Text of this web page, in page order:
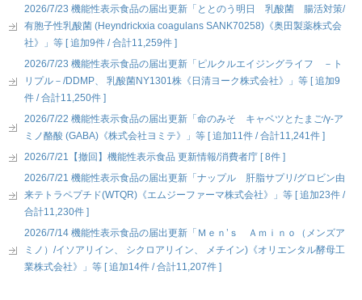
2026/7/23 機能性表示食品の届出更新「ととのう明日 乳酸菌 腸活対策/
有胞子性乳酸菌 (Heyndrickxia coagulans SANK70258)《奥田製薬株式会
社》」等 [ 追加9件 / 合計11,259件 ]
2026/7/23 機能性表示食品の届出更新「ピルクルエイジングライフ －ト
リプル－/DDMP、 乳酸菌NY1301株《日清ヨーク株式会社》」等 [ 追加9
件 / 合計11,250件 ]
2026/7/22 機能性表示食品の届出更新「命のみそ キャベツとたまご/γ-ア
ミノ酪酸 (GABA)《株式会社ヨミテ》」等 [ 追加11件 / 合計11,241件 ]
2026/7/21【撤回】機能性表示食品 更新情報/消費者庁 [ 8件 ]
2026/7/21 機能性表示食品の届出更新「ナップル 肝脂サプリ/グロビン由
来テトラペプチド(WTQR)《エムジーファーマ株式会社》」等 [ 追加23件 /
合計11,230件 ]
2026/7/14 機能性表示食品の届出更新「Ｍｅｎ’ｓ Ａｍｉｎｏ（メンズア
ミノ）/イソアリイン、 シクロアリイン、 メチイン)《オリエンタル酵母工
業株式会社》」等 [ 追加14件 / 合計11,207件 ]